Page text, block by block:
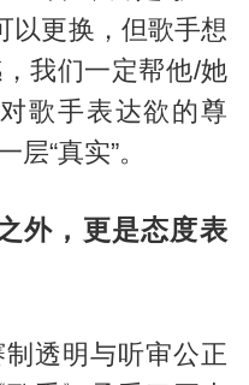
以更换，但歌手想
我们一定帮他/她
歌手表达欲的尊
“真实”。
外，更是态度表
透明与听审公正